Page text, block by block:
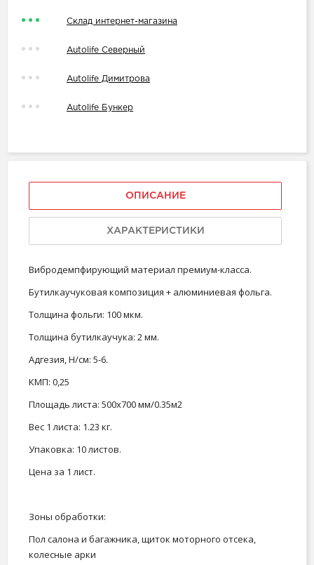
Склад интернет-магазина
Autolife Северный
Autolife Димитрова
Autolife Бункер
ОПИСАНИЕ
ХАРАКТЕРИСТИКИ
Вибродемпфирующий материал премиум-класса.
Бутилкаучуковая композиция + алюминиевая фольга.
Толщина фольги: 100 мкм.
Толщина бутилкаучука: 2 мм.
Адгезия, Н/см: 5-6.
КМП: 0,25
Площадь листа: 500х700 мм/0.35м2
Вес 1 листа: 1.23 кг.
Упаковка: 10 листов.
Цена за 1 лист.
Зоны обработки:
Пол салона и багажника, щиток моторного отсека,
колесные арки